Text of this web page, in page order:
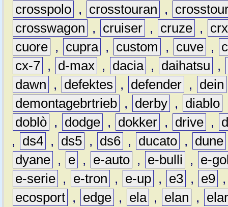
crosspolo , crosstouran ,
crosswagon
, cruiser , cruze ,
crx
cuore , cupra , custom , cuve ,
cx-7 , d-max , dacia , daihatsu
,
dawn
, defektes , defender , dein
demontagebrtrieb , derby , diablo
doblò , dodge , dokker , drive ,
,
ds4 , ds5 , ds6 , ducato , dune
dyane , e , e-auto , e-bulli ,
e-
e-serie , e-tron , e-up , e3 , e9
ecosport , edge , ela , elan ,